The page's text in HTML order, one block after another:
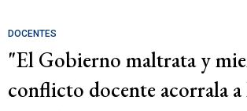
DOCENTES
"El Gobierno maltrata y
conflicto docente acorrala